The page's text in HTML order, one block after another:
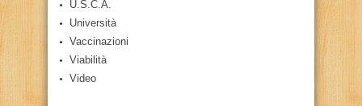
U.S.C.A.
Università
Vaccinazioni
Viabilità
Video